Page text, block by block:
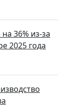
36% из-за
2025 года